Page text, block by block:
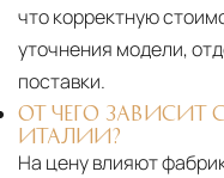
что корректную
уточнения модели,
поставки.
ОТ ЧЕГО ЗАВИСИТ
ИТАЛИИ?
На цену влияют